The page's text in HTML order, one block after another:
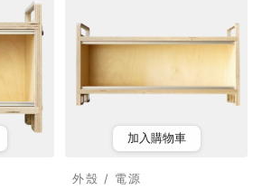
加入購物車
外殼 / 電源